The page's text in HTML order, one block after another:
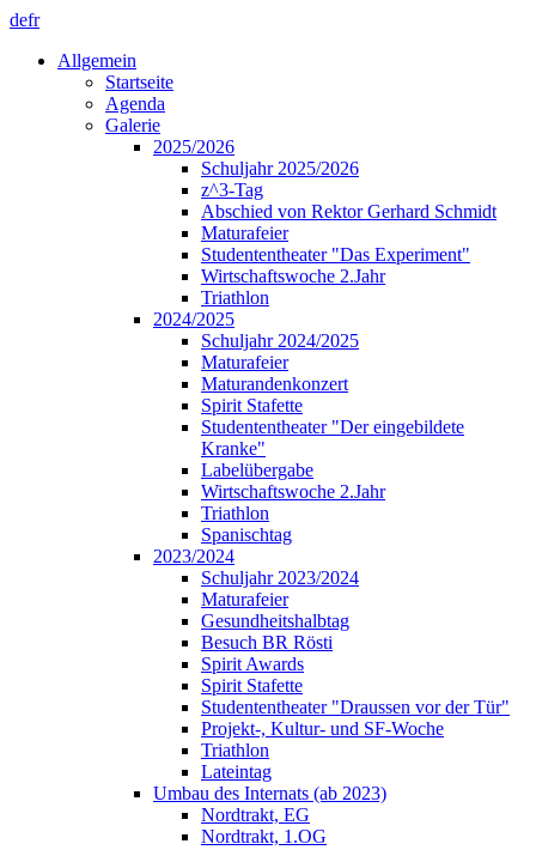
defr
Allgemein
Startseite
Agenda
Galerie
2025/2026
Schuljahr 2025/2026
z^3-Tag
Abschied von Rektor Gerhard Schmidt
Maturafeier
Studententheater "Das Experiment"
Wirtschaftswoche 2.Jahr
Triathlon
2024/2025
Schuljahr 2024/2025
Maturafeier
Maturandenkonzert
Spirit Stafette
Studententheater "Der eingebildete
Kranke"
Labelübergabe
Wirtschaftswoche 2.Jahr
Triathlon
Spanischtag
2023/2024
Schuljahr 2023/2024
Maturafeier
Gesundheitshalbtag
Besuch BR Rösti
Spirit Awards
Spirit Stafette
Studententheater "Draussen vor der Tür"
Projekt-, Kultur- und SF-Woche
Triathlon
Lateintag
Umbau des Internats (ab 2023)
Nordtrakt, EG
Nordtrakt, 1.OG